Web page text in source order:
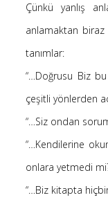
2 Mayıs 2020
laçin- Saçı
30 Nisan 2020
Bilim(8)
Çünkü yanlış
anlamaktan biraz
tanımlar:
“…Doğrusu Biz
çeşitli yönlerden
“…Siz ondan
“…Kendilerine
onlara yetmedi
“…Biz kitapta hiçbir